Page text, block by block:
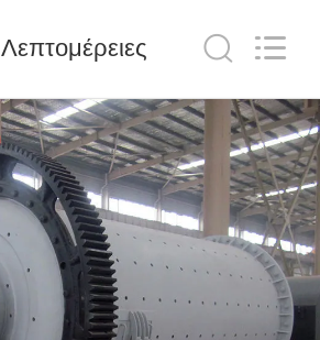
Λεπτομέρειες